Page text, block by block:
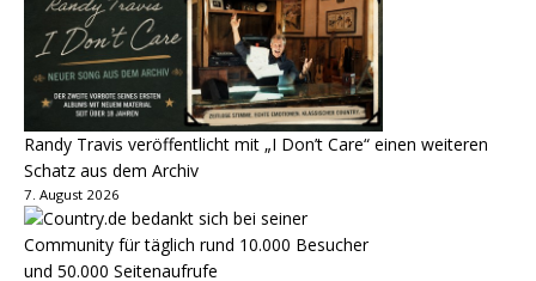
Randy Travis veröffentlicht mit „I Don’t Care“ einen weiteren
Schatz aus dem Archiv
7. August 2026